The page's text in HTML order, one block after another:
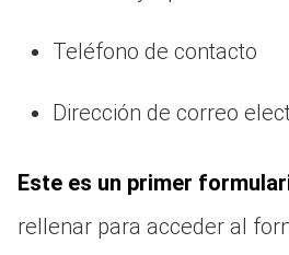
Teléfono de contacto
Dirección de correo
Este es un primer
rellenar para acceder al